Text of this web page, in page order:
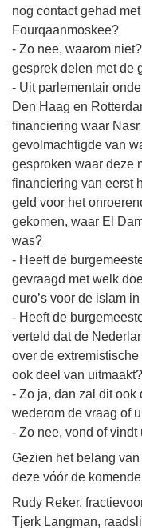
nog contact gehad
Fourqaanmoskee?
- Zo nee, waarom
gesprek delen met de
- Uit parlementair
Den Haag en
financiering waar
gevolmachtigde van
gesproken waar deze
financiering van eerst
geld voor het
gekomen, waar El
was?
- Heeft de
gevraagd met welk
euro’s voor de islam
- Heeft de
verteld dat de
over de
ook deel van uitmaakt?
- Zo ja, dan zal dit ook
wederom de vraag of
- Zo nee, vond of
Gezien het belang
deze vóór de
Rudy Reker,
Tjerk Langman,